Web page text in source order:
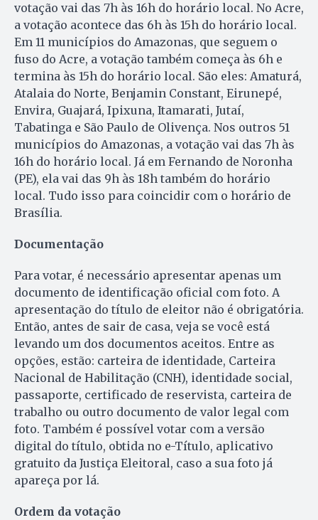
votação vai das 7h às 16h do horário local. No Acre,
a votação acontece das 6h às 15h do horário local.
Em 11 municípios do Amazonas, que seguem o
fuso do Acre, a votação também começa às 6h e
termina às 15h do horário local. São eles: Amaturá,
Atalaia do Norte, Benjamin Constant, Eirunepé,
Envira, Guajará, Ipixuna, Itamarati, Jutaí,
Tabatinga e São Paulo de Olivença. Nos outros 51
municípios do Amazonas, a votação vai das 7h às
16h do horário local. Já em Fernando de Noronha
(PE), ela vai das 9h às 18h também do horário
local. Tudo isso para coincidir com o horário de
Brasília.
Documentação
Para votar, é necessário apresentar apenas um
documento de identificação oficial com foto. A
apresentação do título de eleitor não é obrigatória.
Então, antes de sair de casa, veja se você está
levando um dos documentos aceitos. Entre as
opções, estão: carteira de identidade, Carteira
Nacional de Habilitação (CNH), identidade social,
passaporte, certificado de reservista, carteira de
trabalho ou outro documento de valor legal com
foto. Também é possível votar com a versão
digital do título, obtida no e-Título, aplicativo
gratuito da Justiça Eleitoral, caso a sua foto já
apareça por lá.
Ordem da votação